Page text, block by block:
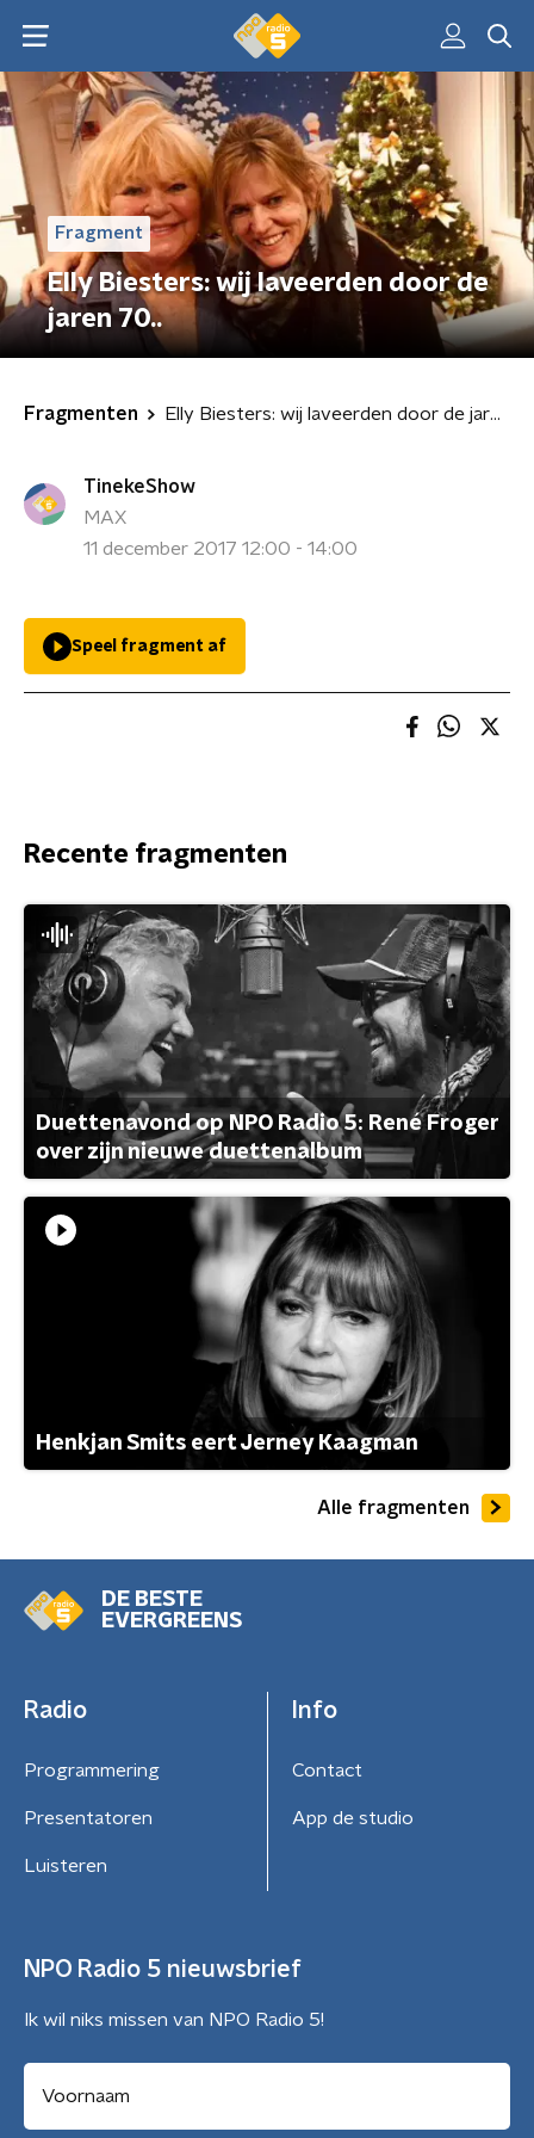
Fragment
Elly Biesters: wij laveerden door de
jaren 70..
Fragmenten Elly Biesters: wij laveerden door de jaren 70..
TinekeShow
MAX
11 december 2017 12:00 - 14:00
Speel fragment af
Recente fragmenten
Duettenavond op NPO Radio 5: René Froger
over zijn nieuwe duettenalbum
Henkjan Smits eert Jerney Kaagman
Alle fragmenten
DE BESTE
EVERGREENS
Radio
Programmering
Presentatoren
Luisteren
Info
Contact
App de studio
NPO Radio 5 nieuwsbrief
Ik wil niks missen van NPO Radio 5!